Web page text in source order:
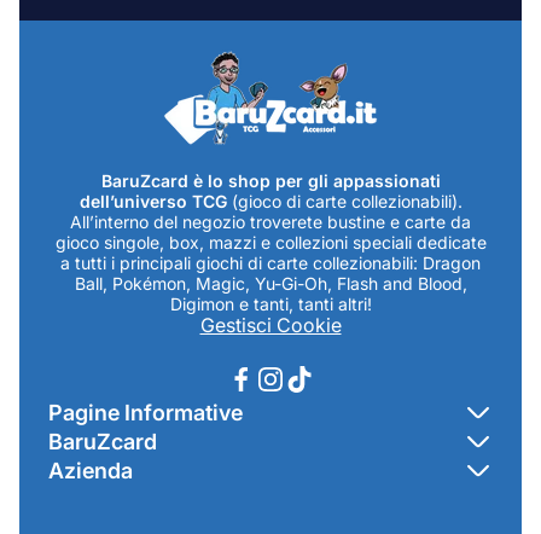
BaruZcard è lo shop per gli appassionati
dell’universo TCG (gioco di carte collezionabili).
All’interno del negozio troverete bustine e carte da
gioco singole, box, mazzi e collezioni speciali dedicate
a tutti i principali giochi di carte collezionabili: Dragon
Ball, Pokémon, Magic, Yu-Gi-Oh, Flash and Blood,
Digimon e tanti, tanti altri!
Gestisci Cookie
Pagine Informative
Contatti
BaruZcard
Azienda